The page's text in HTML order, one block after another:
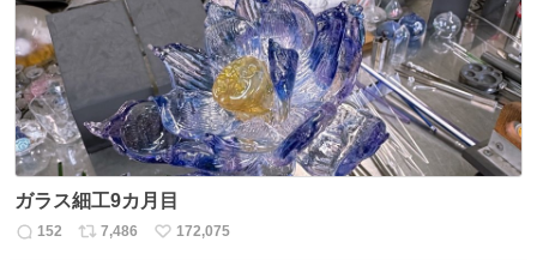
ト
ガラス細工9カ月目
返
152
リ
7,486
い
172,075